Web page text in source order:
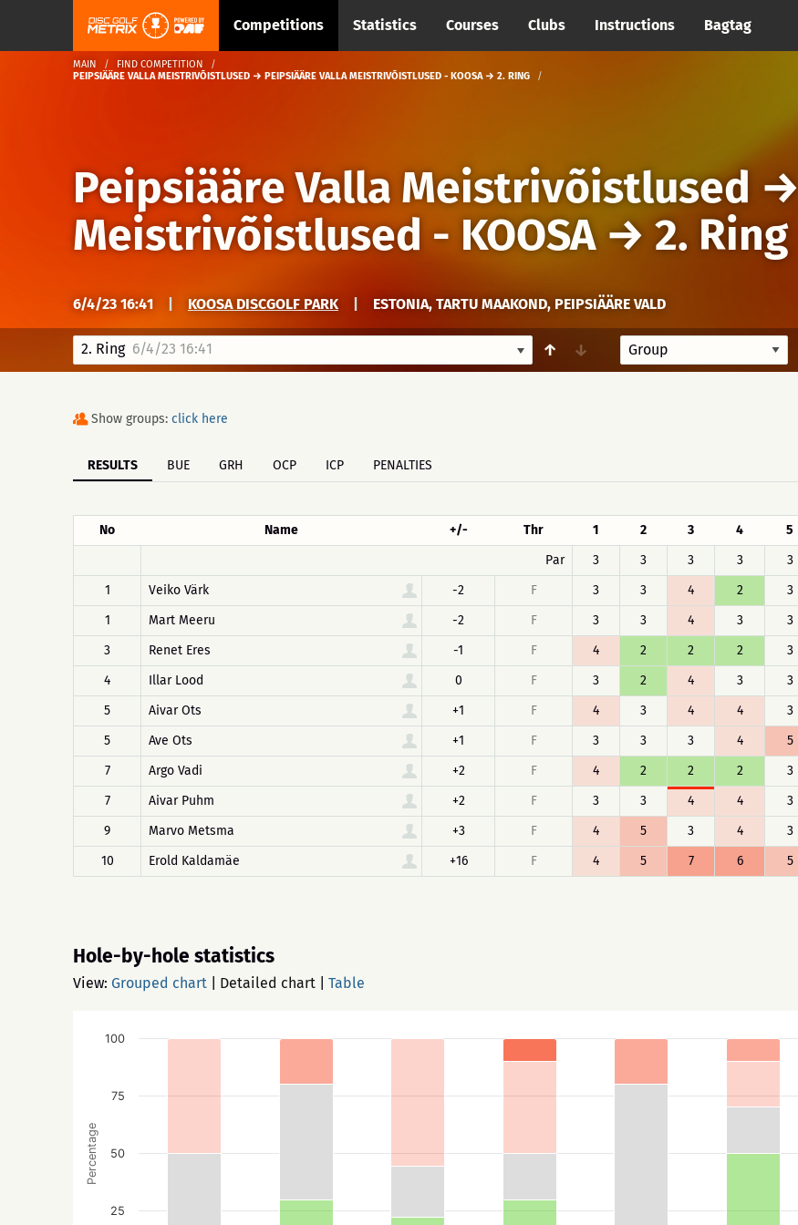
Competitions Statistics Courses Clubs Instructions Bagtag
MAIN
FIND COMPETITION
PEIPSIÄÄRE VALLA MEISTRIVÕISTLUSED → PEIPSIÄÄRE VALLA MEISTRIVÕISTLUSED - KOOSA → 2. RING
Peipsiääre Valla Meistrivõistlused →
Meistrivõistlused - KOOSA→ 2. Ring
6/4/23 16:41 KOOSA DISCGOLF PARK ESTONIA, TARTU MAAKOND, PEIPSIÄÄRE VALD
2. Ring6/4/23 16:41 ↑ ↓
Show groups: click here
RESULTS BUE GRH OCP ICP PENALTIES
No Name +/- Thr 1 2 3 4 5
Par
3 3 3 3 3
1
Veiko Värk -2 F 3 3 4 2 3
1
Mart Meeru -2 F 3 3 4 3 3
3
Renet Eres -1 F 4 2 2 2 3
4
Illar Lood 0 F 3 2 4 3 3
5
Aivar Ots +1 F 4 3 4 4 3
5
Ave Ots +1 F 3 3 3 4 5
7
Argo Vadi +2 F 4 2 2 2 3
7
Aivar Puhm +2 F 3 3 4 4 3
9
Marvo Metsma +3 F 4 5 3 4 3
10
Erold Kaldamäe +16 F 4 5 7 6 5
Hole-by-hole statistics
View: Grouped chart Detailed chart Table
Percentage
25
50
75
100